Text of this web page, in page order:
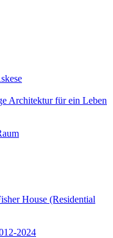
Architektur für ein Leben
House (Residential
2024